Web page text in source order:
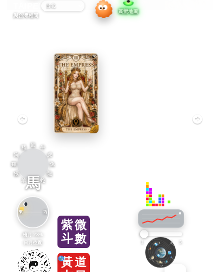
紫微
斗數
黃道
1 2 3 4 5
與台灣相同
鼠
牛
虎
兔
龍
蛇
馬
羊
猴
雞
狗
豬
東 西
殘月 28%
日月位置